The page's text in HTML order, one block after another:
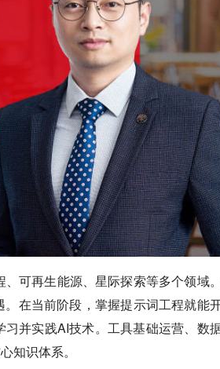
可再生能源、星际探索等多个领域
在当前阶段，掌握提示词工程就能
并实践AI技术。工具基础运营、数
知识体系。